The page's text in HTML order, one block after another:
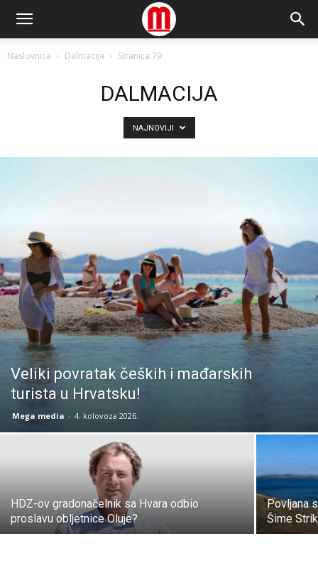
Naslovnica Dalmacija Stranica 79
DALMACIJA
NAJNOVIJI
Veliki povratak čeških i mađarskih
turista u Hrvatsku!
Mega media - 4. kolovoza 2026.
HDZ-ov gradonačelnik sa Hvara odbio
proslavu obljetnice Oluje?
Povljana
Šime